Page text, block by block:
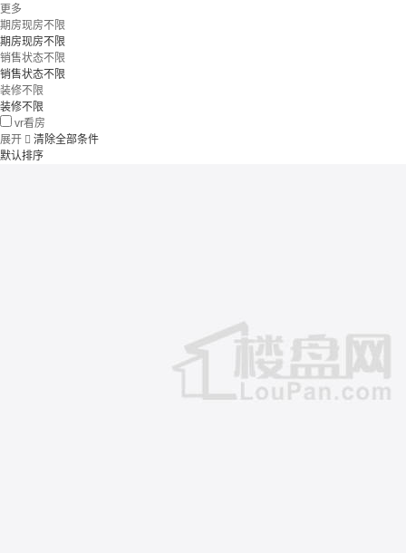
更多
期房现房不限
期房现房不限
销售状态不限
销售状态不限
装修不限
装修不限
vr看房
展开  清除全部条件
默认排序